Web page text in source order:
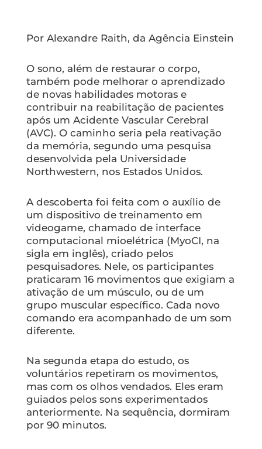
Por Alexandre Raith, da Agência Einstein
O sono, além de restaurar o corpo,
também pode melhorar o aprendizado
de novas habilidades motoras e
contribuir na reabilitação de pacientes
após um Acidente Vascular Cerebral
(AVC). O caminho seria pela reativação
da memória, segundo uma pesquisa
desenvolvida pela Universidade
Northwestern, nos Estados Unidos.
A descoberta foi feita com o auxílio de
um dispositivo de treinamento em
videogame, chamado de interface
computacional mioelétrica (MyoCI, na
sigla em inglês), criado pelos
pesquisadores. Nele, os participantes
praticaram 16 movimentos que exigiam a
ativação de um músculo, ou de um
grupo muscular específico. Cada novo
comando era acompanhado de um som
diferente.
Na segunda etapa do estudo, os
voluntários repetiram os movimentos,
mas com os olhos vendados. Eles eram
guiados pelos sons experimentados
anteriormente. Na sequência, dormiram
por 90 minutos.